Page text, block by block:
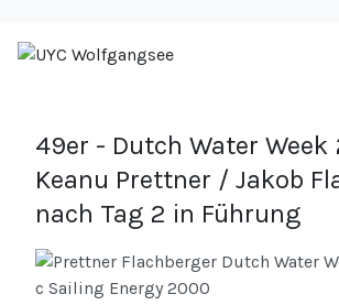
49er - Dutch Water Week
Keanu Prettner / Jakob
nach Tag 2 in Führung